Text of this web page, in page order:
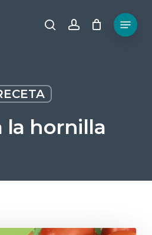
buscarcuenta
Menú
la hornilla